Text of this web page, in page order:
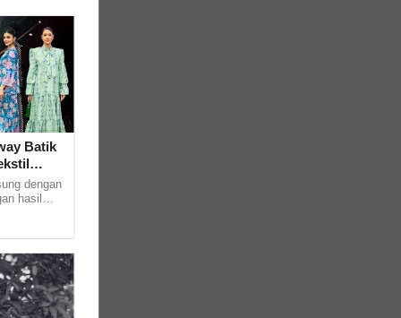
Batik
dengan
hasil